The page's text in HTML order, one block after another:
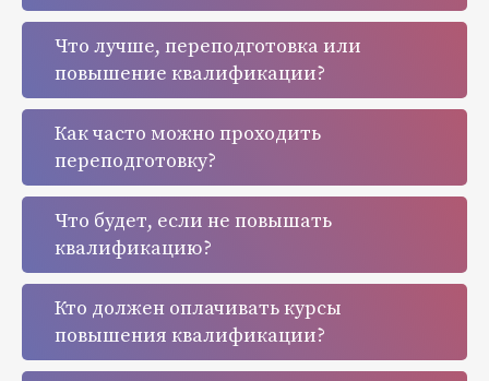
Что лучше, переподготовка или
повышение квалификации?
Как часто можно проходить
переподготовку?
Что будет, если не повышать
квалификацию?
Кто должен оплачивать курсы
повышения квалификации?